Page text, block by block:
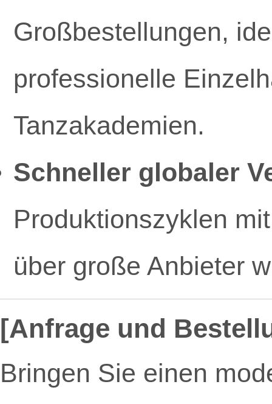
Großbestellungen,
professionelle
Tanzakademien.
Schneller globaler
Produktionszyklen
über große Anbieter
[Anfrage und
Bringen Sie einen